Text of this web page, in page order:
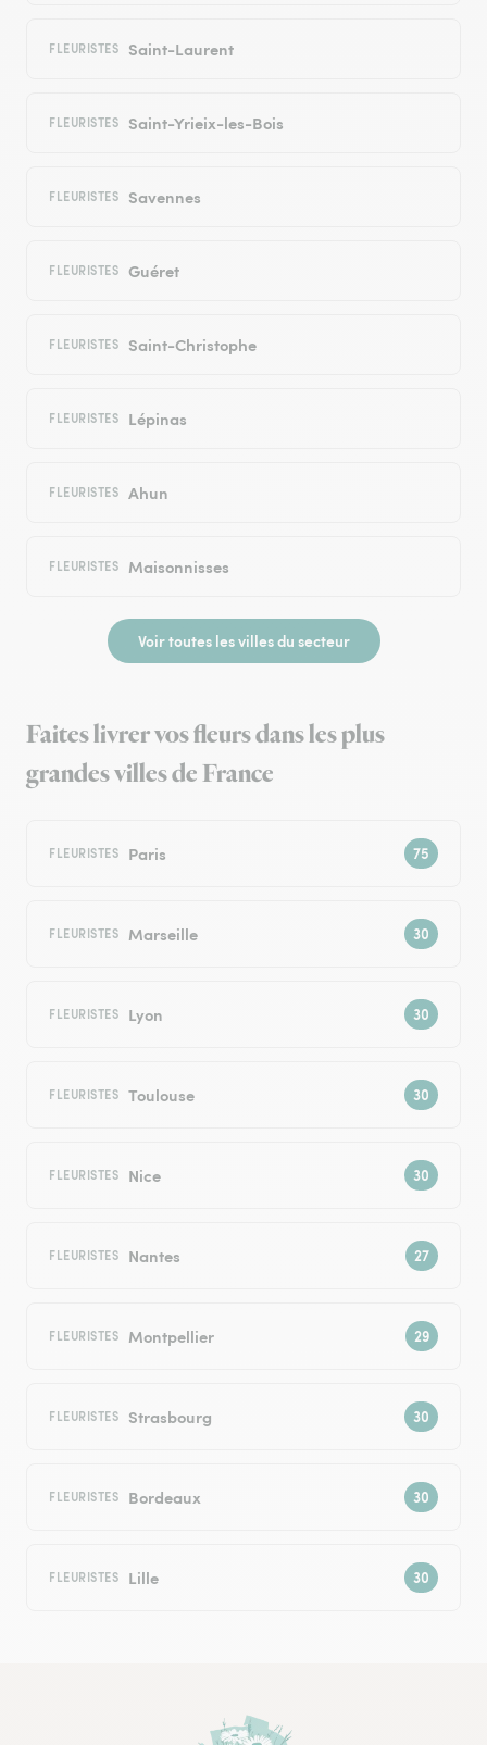
FLEURISTES Saint-Laurent
FLEURISTES Saint-Yrieix-les-Bois
FLEURISTES Savennes
FLEURISTES Guéret
FLEURISTES Saint-Christophe
FLEURISTES Lépinas
FLEURISTES Ahun
FLEURISTES Maisonnisses
Voir toutes les villes du secteur
Faites livrer vos fleurs dans les plus
grandes villes de France
FLEURISTES Paris
FLEURISTES Marseille
FLEURISTES Lyon
FLEURISTES Toulouse
FLEURISTES Nice
FLEURISTES Nantes
FLEURISTES Montpellier
FLEURISTES Strasbourg
FLEURISTES Bordeaux
FLEURISTES Lille